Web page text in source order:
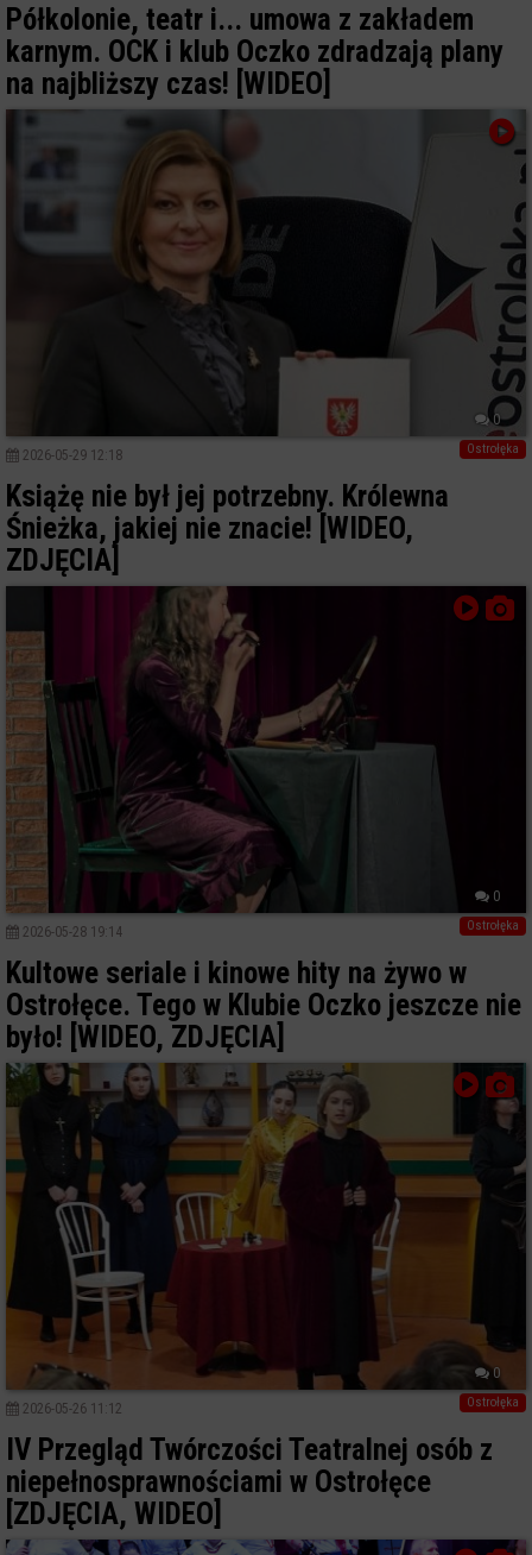
Półkolonie, teatr i... umowa z zakładem
karnym. OCK i klub Oczko zdradzają plany
na najbliższy czas! [WIDEO]
0
Ostrołęka
2026-05-29 12:18
Książę nie był jej potrzebny. Królewna
Śnieżka, jakiej nie znacie! [WIDEO,
ZDJĘCIA]
0
Ostrołęka
2026-05-28 19:14
Kultowe seriale i kinowe hity na żywo w
Ostrołęce. Tego w Klubie Oczko jeszcze nie
było! [WIDEO, ZDJĘCIA]
0
Ostrołęka
2026-05-26 11:12
IV Przegląd Twórczości Teatralnej osób z
niepełnosprawnościami w Ostrołęce
[ZDJĘCIA, WIDEO]